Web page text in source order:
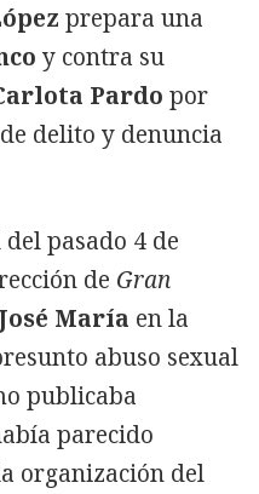
prepara una
y contra su
Pardo por
delito y denuncia
pasado 4 de
de Gran
José María en la
abuso sexual
publicaba
parecido
organización del